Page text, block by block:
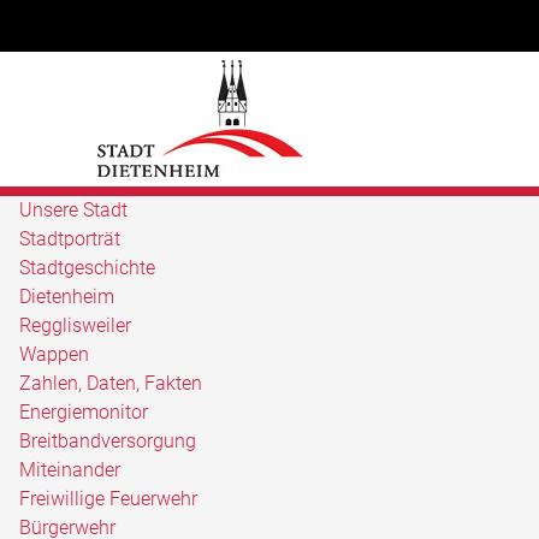
Unsere Stadt
Stadtporträt
Stadtgeschichte
Dietenheim
Regglisweiler
Wappen
Zahlen, Daten, Fakten
Energiemonitor
Breitbandversorgung
Miteinander
Freiwillige Feuerwehr
Bürgerwehr